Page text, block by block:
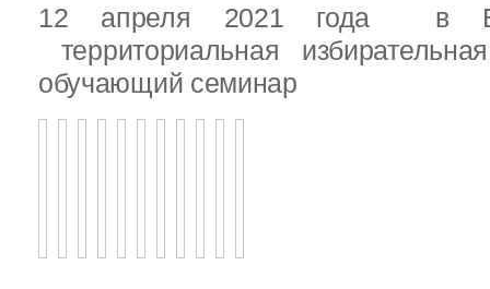
12 апреля 2021 года в
территориальная
обучающий семинар